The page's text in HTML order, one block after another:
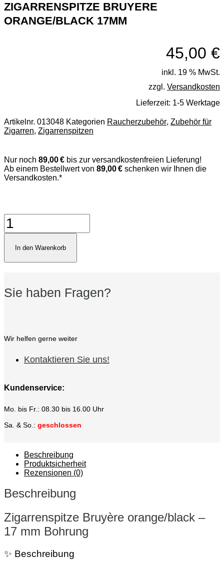
ZIGARRENSPITZE BRUYERE
ORANGE/BLACK 17MM
45,00 €
inkl. 19 % MwSt.
zzgl. Versandkosten
Lieferzeit: 1-5 Werktage
Artikelnr. 013048 Kategorien Raucherzubehör, Zubehör für
Zigarren, Zigarrenspitzen
Nur noch 89,00 € bis zur versandkostenfreien Lieferung!
Ab einem Bestellwert von 89,00 € schenken wir Ihnen die
Versandkosten.*
Zigarrenspitze
Bruyere
orange/black
17mmIn den Warenkorb
Sie haben Fragen?
Wir helfen gerne weiter
Kontaktieren Sie uns!
Kundenservice:
Mo. bis Fr.: 08.30 bis 16.00 Uhr
Sa. & So.: geschlossen
Beschreibung
Produktsicherheit
Rezensionen (0)
Beschreibung
Zigarrenspitze Bruyère orange/black –
17 mm Bohrung
✨ Beschreibung